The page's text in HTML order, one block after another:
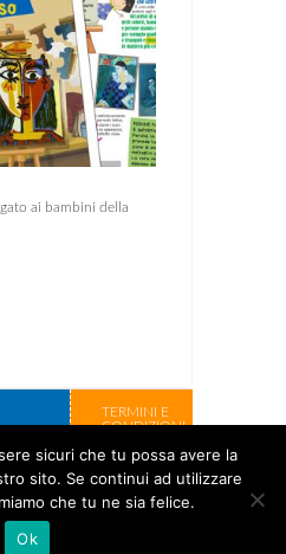
ai bambini della
TERMINI E
CONDIZIONI
CHI SIAMO
CONTATTI
sicuri che tu possa avere la
sito. Se continui ad utilizzare
che tu ne sia felice.
Ok